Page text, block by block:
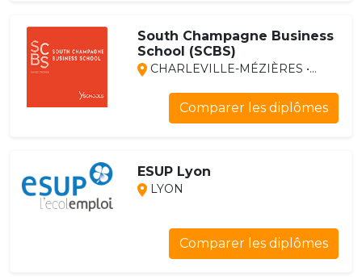
South Champagne Business
School (SCBS)
CHARLEVILLE-MÉZIÈRES •...
Comparer les diplômes
ESUP Lyon
LYON
Comparer les diplômes